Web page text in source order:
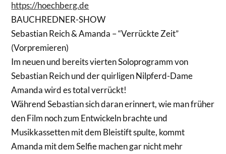
https://hoechberg.de
BAUCHREDNER-SHOW
Sebastian Reich & Amanda – “Verrückte Zeit”
(Vorpremieren)
Im neuen und bereits vierten Soloprogramm von
Sebastian Reich und der quirligen Nilpferd-Dame
Amanda wird es total verrückt!
Während Sebastian sich daran erinnert, wie man früher
den Film noch zum Entwickeln brachte und
Musikkassetten mit dem Bleistift spulte, kommt
Amanda mit dem Selfie machen gar nicht mehr